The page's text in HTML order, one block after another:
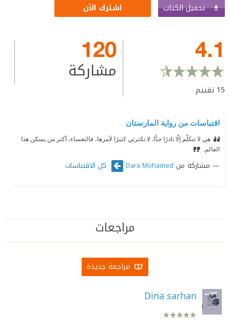
تحميل الكتاب اشترك الآن
4.1
15 تقييم
120
مشاركة
اقتباسات من رواية المارستان
هي لا تتكلّم إلّا نادرًا جدًّا. لا تكترثي كثيرًا لأمرها، فالتعساء، أكثر من يسكن هذا
العالم.
مشاركة من Dara Mohamed كل الاقتباسات
مراجعات
مراجعة جديدة
Dina sarhan